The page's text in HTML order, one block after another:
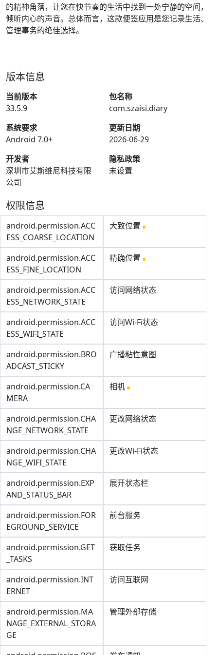
的精神角落，让您在快节奏的生活中找到一处宁静的空间，
倾听内心的声音。总体而言，这款便签应用是您记录生活、
管理事务的绝佳选择。
版本信息
当前版本
33.5.9
包名称
com.szaisi.diary
系统要求
Android 7.0+
更新日期
2026-06-29
开发者
深圳市艾斯维尼科技有限
公司
隐私政策
未设置
权限信息
android.permission.ACC
ESS_COARSE_LOCATION
大致位置
android.permission.ACC
ESS_FINE_LOCATION
精确位置
android.permission.ACC
ESS_NETWORK_STATE
访问网络状态
android.permission.ACC
ESS_WIFI_STATE
访问Wi-Fi状态
android.permission.BRO
ADCAST_STICKY
广播粘性意图
android.permission.CA
MERA
相机
android.permission.CHA
NGE_NETWORK_STATE
更改网络状态
android.permission.CHA
NGE_WIFI_STATE
更改Wi-Fi状态
android.permission.EXP
AND_STATUS_BAR
展开状态栏
android.permission.FOR
EGROUND_SERVICE
前台服务
android.permission.GET
_TASKS
获取任务
android.permission.INT
ERNET
访问互联网
android.permission.MA
NAGE_EXTERNAL_STORA
GE
管理外部存储